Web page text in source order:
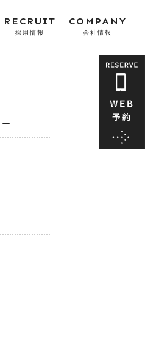
RECRUIT
採用情報
COMPANY
会社情報